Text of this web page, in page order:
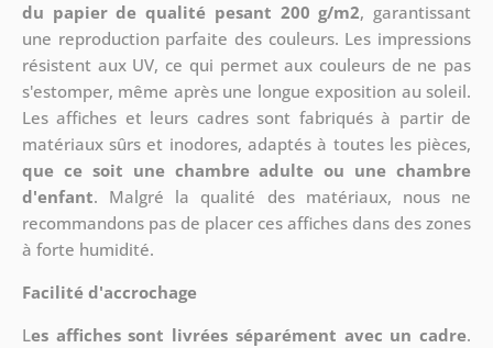
du papier de qualité pesant 200 g/m2, garantissant
une reproduction parfaite des couleurs. Les impressions
résistent aux UV, ce qui permet aux couleurs de ne pas
s'estomper, même après une longue exposition au soleil.
Les affiches et leurs cadres sont fabriqués à partir de
matériaux sûrs et inodores, adaptés à toutes les pièces,
que ce soit une chambre adulte ou une chambre
d'enfant. Malgré la qualité des matériaux, nous ne
recommandons pas de placer ces affiches dans des zones
à forte humidité.
Facilité d'accrochage
Les affiches sont livrées séparément avec un cadre.